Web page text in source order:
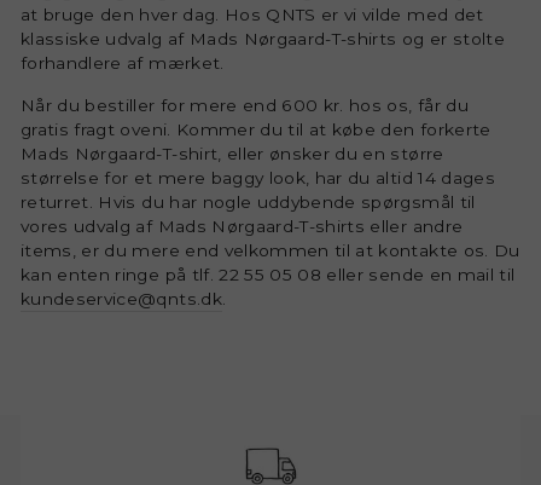
at bruge den hver dag. Hos QNTS er vi vilde med det
klassiske udvalg af Mads Nørgaard-T-shirts og er stolte
forhandlere af mærket.
Når du bestiller for mere end 600 kr. hos os, får du
gratis fragt oveni. Kommer du til at købe den forkerte
Mads Nørgaard-T-shirt, eller ønsker du en større
størrelse for et mere baggy look, har du altid 14 dages
returret. Hvis du har nogle uddybende spørgsmål til
vores udvalg af Mads Nørgaard-T-shirts eller andre
items, er du mere end velkommen til at kontakte os. Du
kan enten ringe på tlf. 22 55 05 08 eller sende en mail til
kundeservice@qnts.dk